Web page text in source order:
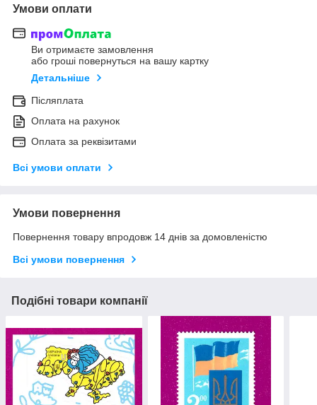
Умови оплати
Ви отримаєте замовлення
або гроші повернуться на вашу картку
Детальніше
Післяплата
Оплата на рахунок
Оплата за реквізитами
Всі умови оплати
Умови повернення
Повернення товару впродовж 14 днів за домовленістю
Всі умови повернення
Подібні товари компанії